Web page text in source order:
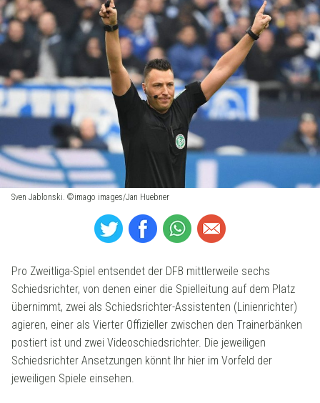
Sven Jablonski. ©imago images/Jan Huebner
Pro Zweitliga-Spiel entsendet der DFB mittlerweile sechs
Schiedsrichter, von denen einer die Spielleitung auf dem Platz
übernimmt, zwei als Schiedsrichter-Assistenten (Linienrichter)
agieren, einer als Vierter Offizieller zwischen den Trainerbänken
postiert ist und zwei Videoschiedsrichter. Die jeweiligen
Schiedsrichter Ansetzungen könnt Ihr hier im Vorfeld der
jeweiligen Spiele einsehen.